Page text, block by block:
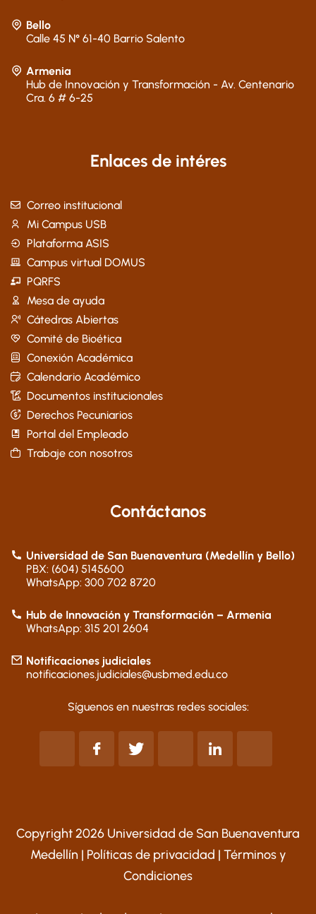
Bello
Calle 45 N° 61-40 Barrio Salento
Armenia
Hub de Innovación y Transformación - Av. Centenario
Cra. 6 # 6-25
Enlaces de intéres
Correo institucional
Mi Campus USB
Plataforma ASIS
Campus virtual DOMUS
PQRFS
Mesa de ayuda
Cátedras Abiertas
Comité de Bioética
Conexión Académica
Calendario Académico
Documentos institucionales
Derechos Pecuniarios
Portal del Empleado
Trabaje con nosotros
Contáctanos
Universidad de San Buenaventura (Medellín y Bello)
PBX: (604) 5145600
WhatsApp: 300 702 8720
Hub de Innovación y Transformación – Armenia
WhatsApp: 315 201 2604
Notificaciones judiciales
notificaciones.judiciales@usbmed.edu.co
Síguenos en nuestras redes sociales:
Copyright 2026 Universidad de San Buenaventura
Medellín | Políticas de privacidad | Términos y
Condiciones